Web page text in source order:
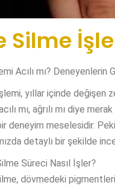
Silme
Acılı mı? Deneyenlerin
yıllar içinde değişen
mı, ağrılı mı diye
deneyim meselesidir.
detaylı bir şekilde
Süreci Nasıl İşler?
dövmedeki pigmentleri